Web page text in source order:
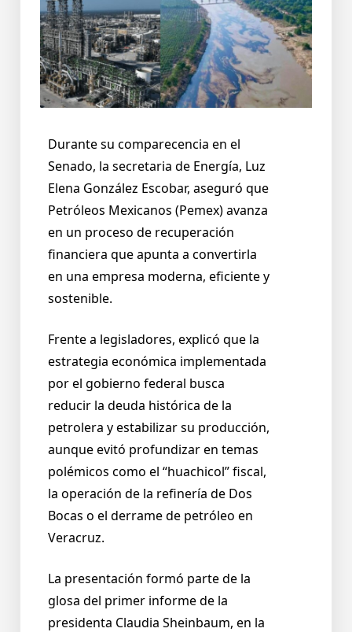
Durante su comparecencia en el
Senado, la secretaria de Energía, Luz
Elena González Escobar, aseguró que
Petróleos Mexicanos (Pemex) avanza
en un proceso de recuperación
financiera que apunta a convertirla
en una empresa moderna, eficiente y
sostenible.
Frente a legisladores, explicó que la
estrategia económica implementada
por el gobierno federal busca
reducir la deuda histórica de la
petrolera y estabilizar su producción,
aunque evitó profundizar en temas
polémicos como el “huachicol” fiscal,
la operación de la refinería de Dos
Bocas o el derrame de petróleo en
Veracruz.
La presentación formó parte de la
glosa del primer informe de la
presidenta Claudia Sheinbaum, en la